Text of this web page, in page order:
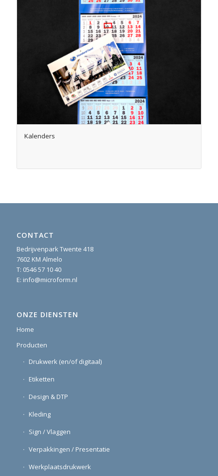
Kalenders
CONTACT
Bedrijvenpark Twente 418
7602 KM Almelo
T: 0546 57 10 40
E: info@microform.nl
ONZE DIENSTEN
Home
Producten
Drukwerk (en/of digitaal)
Etiketten
Design & DTP
Kleding
Sign / Vlaggen
Verpakkingen / Presentatie
Werkplaatsdrukwerk